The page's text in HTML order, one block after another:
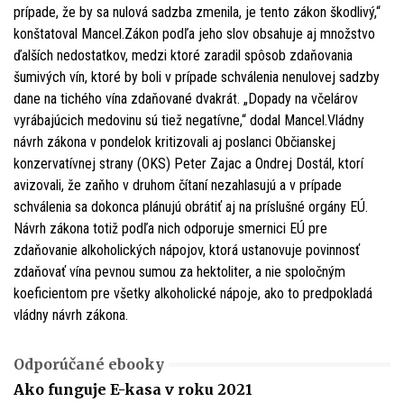
prípade, že by sa nulová sadzba zmenila, je tento zákon škodlivý,“
konštatoval Mancel.Zákon podľa jeho slov obsahuje aj množstvo
ďalších nedostatkov, medzi ktoré zaradil spôsob zdaňovania
šumivých vín, ktoré by boli v prípade schválenia nenulovej sadzby
dane na tichého vína zdaňované dvakrát. „Dopady na včelárov
vyrábajúcich medovinu sú tiež negatívne,“ dodal Mancel.Vládny
návrh zákona v pondelok kritizovali aj poslanci Občianskej
konzervatívnej strany (OKS) Peter Zajac a Ondrej Dostál, ktorí
avizovali, že zaňho v druhom čítaní nezahlasujú a v prípade
schválenia sa dokonca plánujú obrátiť aj na príslušné orgány EÚ.
Návrh zákona totiž podľa nich odporuje smernici EÚ pre
zdaňovanie alkoholických nápojov, ktorá ustanovuje povinnosť
zdaňovať vína pevnou sumou za hektoliter, a nie spoločným
koeficientom pre všetky alkoholické nápoje, ako to predpokladá
vládny návrh zákona.
Odporúčané ebooky
Ako funguje E-kasa v roku 2021